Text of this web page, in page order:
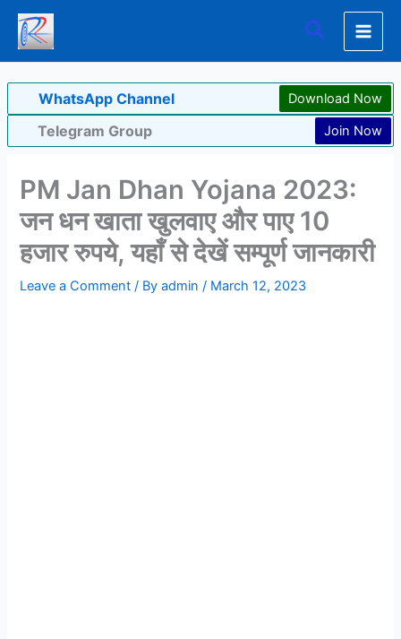
Skip
content
Search
WhatsApp Channel Download Now
Telegram Group Join Now
PM Jan Dhan Yojana 2023:
जन धन खाता खुलवाए और पाए 10
हजार रुपये, यहाँ से देखें सम्पूर्ण जानकारी
Leave a Comment / Byadmin/ March 12, 2023